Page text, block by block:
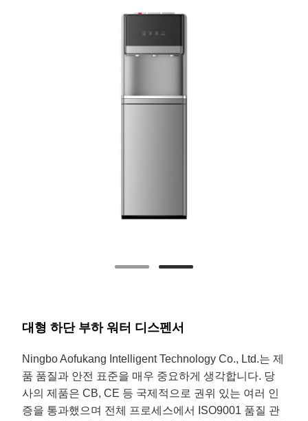
대형 하단 부하 워터 디스펜서
Ningbo Aofukang Intelligent Technology Co., Ltd.는 제
품 품질과 안전 표준을 매우 중요하게 생각합니다. 당
사의 제품은 CB, CE 등 국제적으로 권위 있는 여러 인
증을 통과했으며 전체 프로세스에서 ISO9001 품질 관